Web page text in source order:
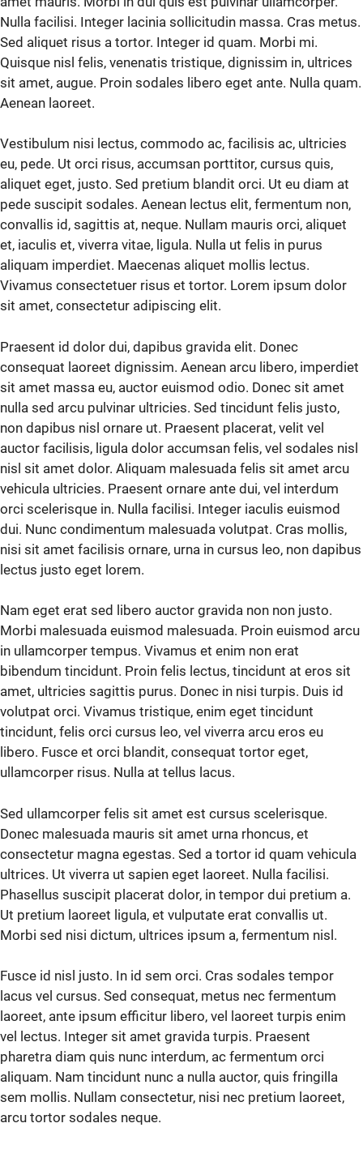
Nulla facilisi. Integer lacinia sollicitudin massa. Cras metus.
Sed aliquet risus a tortor. Integer id quam. Morbi mi.
Quisque nisl felis, venenatis tristique, dignissim in, ultrices
sit amet, augue. Proin sodales libero eget ante. Nulla quam.
Aenean laoreet.
Vestibulum nisi lectus, commodo ac, facilisis ac, ultricies
eu, pede. Ut orci risus, accumsan porttitor, cursus quis,
aliquet eget, justo. Sed pretium blandit orci. Ut eu diam at
pede suscipit sodales. Aenean lectus elit, fermentum non,
convallis id, sagittis at, neque. Nullam mauris orci, aliquet
et, iaculis et, viverra vitae, ligula. Nulla ut felis in purus
aliquam imperdiet. Maecenas aliquet mollis lectus.
Vivamus consectetuer risus et tortor. Lorem ipsum dolor
sit amet, consectetur adipiscing elit.
Praesent id dolor dui, dapibus gravida elit. Donec
consequat laoreet dignissim. Aenean arcu libero, imperdiet
sit amet massa eu, auctor euismod odio. Donec sit amet
nulla sed arcu pulvinar ultricies. Sed tincidunt felis justo,
non dapibus nisl ornare ut. Praesent placerat, velit vel
auctor facilisis, ligula dolor accumsan felis, vel sodales nisl
nisl sit amet dolor. Aliquam malesuada felis sit amet arcu
vehicula ultricies. Praesent ornare ante dui, vel interdum
orci scelerisque in. Nulla facilisi. Integer iaculis euismod
dui. Nunc condimentum malesuada volutpat. Cras mollis,
nisi sit amet facilisis ornare, urna in cursus leo, non dapibus
lectus justo eget lorem.
Nam eget erat sed libero auctor gravida non non justo.
Morbi malesuada euismod malesuada. Proin euismod arcu
in ullamcorper tempus. Vivamus et enim non erat
bibendum tincidunt. Proin felis lectus, tincidunt at eros sit
amet, ultricies sagittis purus. Donec in nisi turpis. Duis id
volutpat orci. Vivamus tristique, enim eget tincidunt
tincidunt, felis orci cursus leo, vel viverra arcu eros eu
libero. Fusce et orci blandit, consequat tortor eget,
ullamcorper risus. Nulla at tellus lacus.
Sed ullamcorper felis sit amet est cursus scelerisque.
Donec malesuada mauris sit amet urna rhoncus, et
consectetur magna egestas. Sed a tortor id quam vehicula
ultrices. Ut viverra ut sapien eget laoreet. Nulla facilisi.
Phasellus suscipit placerat dolor, in tempor dui pretium a.
Ut pretium laoreet ligula, et vulputate erat convallis ut.
Morbi sed nisi dictum, ultrices ipsum a, fermentum nisl.
Fusce id nisl justo. In id sem orci. Cras sodales tempor
lacus vel cursus. Sed consequat, metus nec fermentum
laoreet, ante ipsum efficitur libero, vel laoreet turpis enim
vel lectus. Integer sit amet gravida turpis. Praesent
pharetra diam quis nunc interdum, ac fermentum orci
aliquam. Nam tincidunt nunc a nulla auctor, quis fringilla
sem mollis. Nullam consectetur, nisi nec pretium laoreet,
arcu tortor sodales neque.